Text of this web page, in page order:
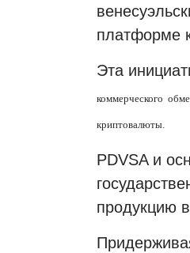
платформе
Эта
коммерческого
криптовалюты.
PDVSA и
продукцию